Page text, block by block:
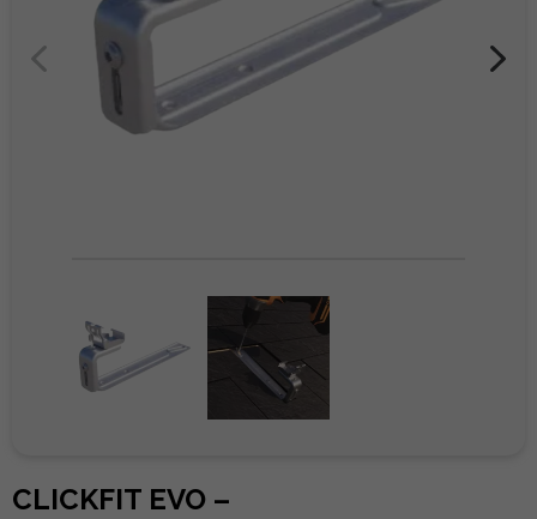
CLICKFIT EVO –